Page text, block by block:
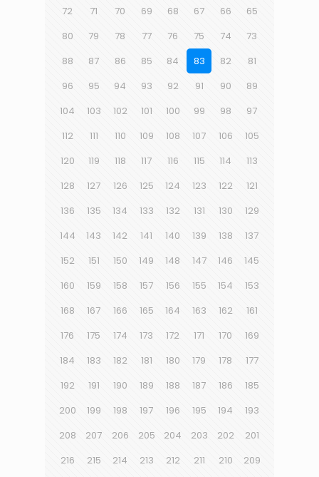
65
66
67
68
69
70
71
72
73
74
75
76
77
78
79
80
81
82
83
84
85
86
87
88
89
90
91
92
93
94
95
96
97
98
99
100
101
102
103
104
105
106
107
108
109
110
111
112
113
114
115
116
117
118
119
120
121
122
123
124
125
126
127
128
129
130
131
132
133
134
135
136
137
138
139
140
141
142
143
144
145
146
147
148
149
150
151
152
153
154
155
156
157
158
159
160
161
162
163
164
165
166
167
168
169
170
171
172
173
174
175
176
177
178
179
180
181
182
183
184
185
186
187
188
189
190
191
192
193
194
195
196
197
198
199
200
201
202
203
204
205
206
207
208
209
210
211
212
213
214
215
216